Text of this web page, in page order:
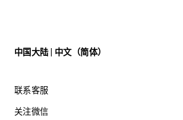
中国大陆 | 中文（简体）
联系客服
关注微信